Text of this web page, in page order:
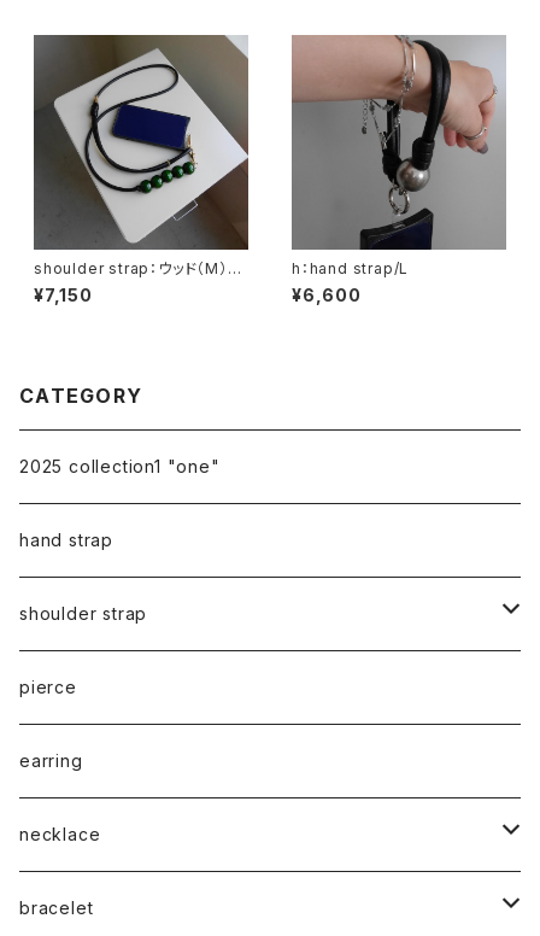
shoulder strap：ウッド（M）×
5 グリーン / ブラック
¥7,150
h：hand strap/L
¥6,600
CATEGORY
2025 collection1 "one"
hand strap
shoulder strap
cord
chain
pierce
earring
necklace
silver925
bracelet